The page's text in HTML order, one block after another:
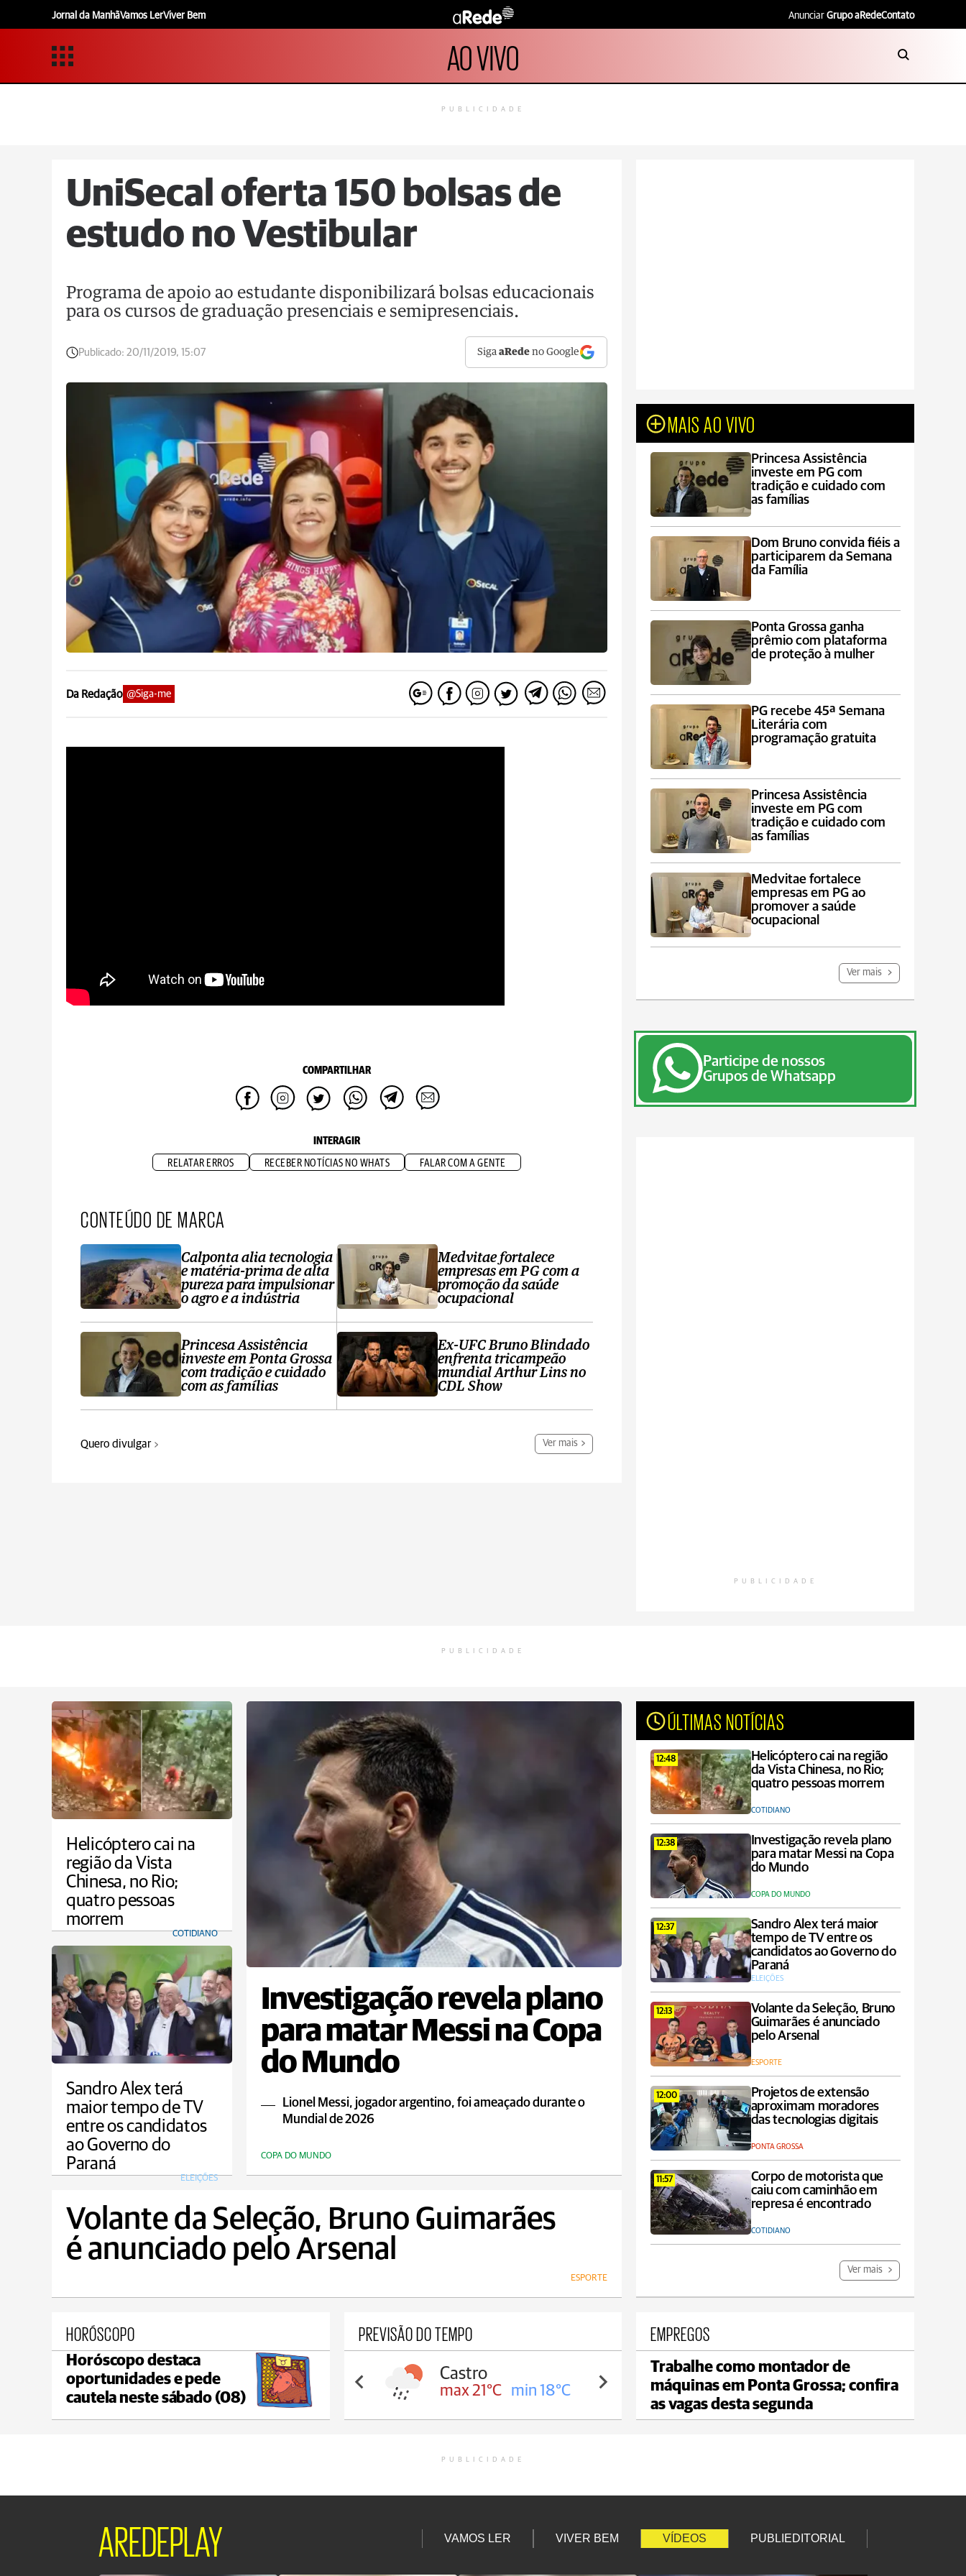
Jornal da ManhãVamos LerViver Bem Anunciar Grupo aRedeContato
AO VIVO
PUBLICIDADE
UniSecal oferta 150 bolsas de
estudo no Vestibular
Programa de apoio ao estudante disponibilizará bolsas educacionais
para os cursos de graduação presenciais e semipresenciais.
Publicado: 20/11/2019, 15:07 SigaaRede no Google
Da Redação @Siga-me
COMPARTILHAR
INTERAGIR
RELATAR ERROS RECEBER NOTÍCIAS NO WHATS FALAR COM A GENTE
CONTEÚDO DE MARCA
Calponta alia tecnologia
e matéria-prima de alta
pureza para impulsionar
o agro e a indústria
Princesa Assistência
investe em Ponta Grossa
com tradição e cuidado
com as famílias
Medvitae fortalece
empresas em PG com a
promoção da saúde
ocupacional
Ex-UFC Bruno Blindado
enfrenta tricampeão
mundial Arthur Lins no
CDL Show
Quero divulgar Ver mais
MAIS AO VIVO
Princesa Assistência
investe em PG com
tradição e cuidado com
as famílias
Dom Bruno convida fiéis a
participarem da Semana
da Família
Ponta Grossa ganha
prêmio com plataforma
de proteção à mulher
PG recebe 45ª Semana
Literária com
programação gratuita
Princesa Assistência
investe em PG com
tradição e cuidado com
as famílias
Medvitae fortalece
empresas em PG ao
promover a saúde
ocupacional
Ver mais
Participe de nossos
Grupos de Whatsapp
PUBLICIDADE
PUBLICIDADE
Helicóptero cai na
região da Vista
Chinesa, no Rio;
quatro pessoas
morrem
COTIDIANO
Investigação revela plano
para matar Messi na Copa
do Mundo
Lionel Messi, jogador argentino, foi ameaçado durante o
Mundial de 2026
COPA DO MUNDO
ÚLTIMAS NOTÍCIAS
12:48
Helicóptero cai na região
da Vista Chinesa, no Rio;
quatro pessoas morrem
COTIDIANO
12:38
Investigação revela plano
para matar Messi na Copa
do Mundo
COPA DO MUNDO
12:37
Sandro Alex terá maior
tempo de TV entre os
candidatos ao Governo do
Paraná
ELEIÇÕES
12:13
Volante da Seleção, Bruno
Guimarães é anunciado
pelo Arsenal
ESPORTE
12:00
Projetos de extensão
aproximam moradores
das tecnologias digitais
PONTA GROSSA
11:57
Corpo de motorista que
caiu com caminhão em
represa é encontrado
COTIDIANO
Ver mais
Sandro Alex terá
maior tempo de TV
entre os candidatos
ao Governo do
Paraná
ELEIÇÕES
Volante da Seleção, Bruno Guimarães
é anunciado pelo Arsenal
ESPORTE
HORÓSCOPO
Horóscopo destaca
oportunidades e pede
cautela neste sábado (08)
PREVISÃO DO TEMPO
Castro
max 21°C min 18°C
Carambeí
max 20°C min 18°C
Jaguariaíva
max 20°C min 18°C
EMPREGOS
Trabalhe como montador de
máquinas em Ponta Grossa; confira
as vagas desta segunda
PUBLICIDADE
AREDEPLAY VAMOS LER VIVER BEM VÍDEOS PUBLIEDITORIAL